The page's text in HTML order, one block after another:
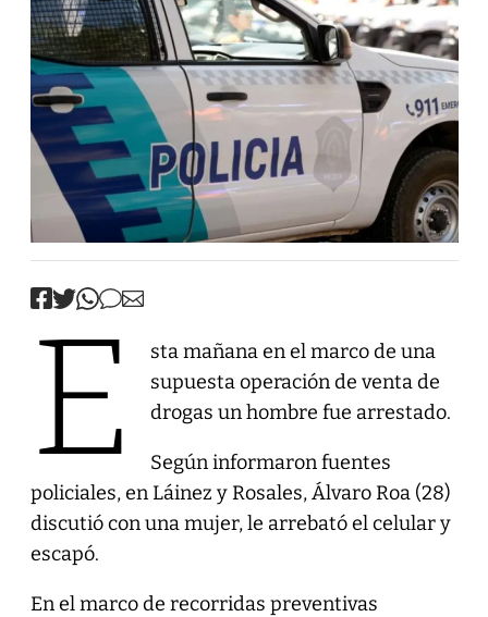
E
sta mañana en el marco de una
supuesta operación de venta de
drogas un hombre fue arrestado.
Según informaron fuentes
policiales, en Láinez y Rosales, Álvaro Roa (28)
discutió con una mujer, le arrebató el celular y
escapó.
En el marco de recorridas preventivas